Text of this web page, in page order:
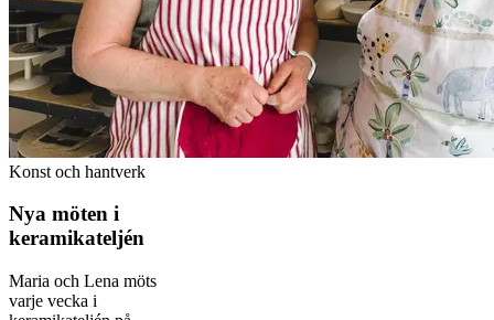
Konst och hantverk
Nya möten i
keramikateljén
Maria och Lena möts
varje vecka i